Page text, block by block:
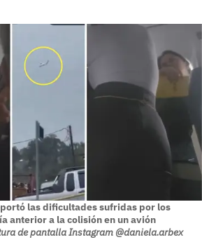
las dificultades sufridas por los
anterior a la colisión en un avión
de pantalla Instagram @daniela.arbex